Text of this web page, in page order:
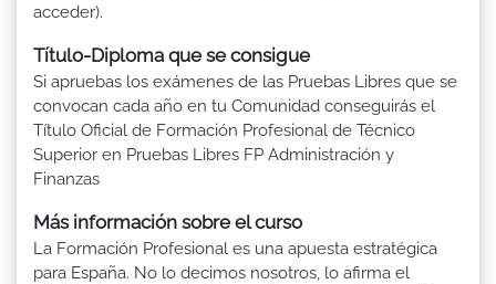
acceder).
Título-Diploma que se consigue
Si apruebas los exámenes de las Pruebas Libres que se
convocan cada año en tu Comunidad conseguirás el
Título Oficial de Formación Profesional de Técnico
Superior en Pruebas Libres FP Administración y
Finanzas
Más información sobre el curso
La Formación Profesional es una apuesta estratégica
para España. No lo decimos nosotros, lo afirma el